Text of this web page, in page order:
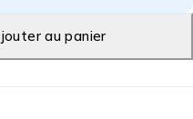
au panier